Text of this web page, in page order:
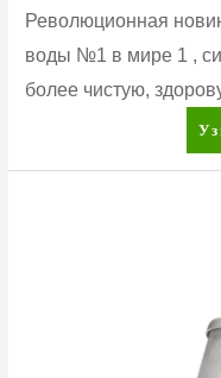
Революционная
воды №1 в мире 1 ,
более чистую,